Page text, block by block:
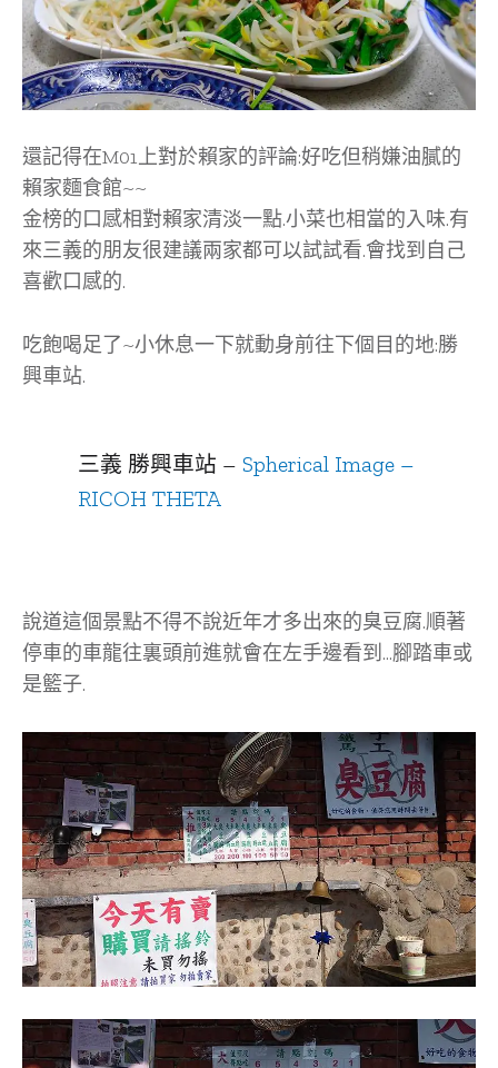
還記得在M01上對於賴家的評論:好吃但稍嫌油膩的
賴家麵食館~~
金榜的口感相對賴家清淡一點.小菜也相當的入味.有
來三義的朋友很建議兩家都可以試試看.會找到自己
喜歡口感的.
吃飽喝足了~小休息一下就動身前往下個目的地:勝
興車站.
三義 勝興車站 – Spherical Image –
RICOH THETA
說道這個景點不得不說近年才多出來的臭豆腐.順著
停車的車龍往裏頭前進就會在左手邊看到…腳踏車或
是籃子.